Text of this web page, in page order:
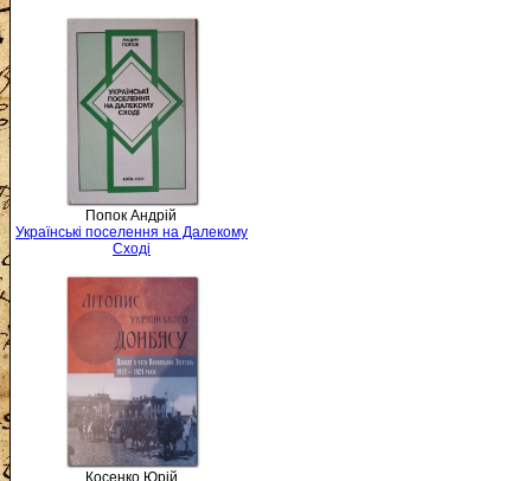
Попок Андрій
Українські поселення на Далекому
Сході